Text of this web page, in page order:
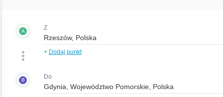
A Z
+ Dodaj punkt
B Do